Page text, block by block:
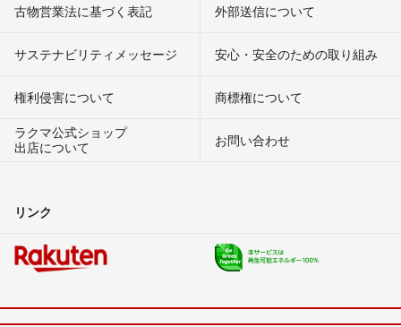
古物営業法に基づく表記 外部送信について
サステナビリティメッセージ 安心・安全のための取り組み
権利侵害について
商標権について
ラクマ公式ショップ
出店について
お問い合わせ
リンク